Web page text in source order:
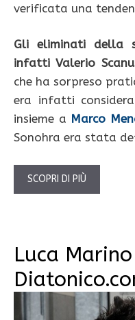
verificata una
Gli eliminati della
infatti Valerio
che ha sorpreso
era infatti
insieme a Marco
Sonohra era stata
SCOPRI DI PIÙ
Luca